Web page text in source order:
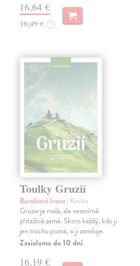
16,64 €
18,49 € ?
Toulky Gruzií
Bursíková Ivana| Kniha
Gruzie je malá, ale nesmírně
přitažlivá země. Skoro každý, kdo ji
jen trochu pozná, si ji zamiluje.
Zasielame do 10 dní
16,19 €